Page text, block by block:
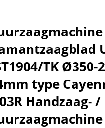
TK
type
Handzaag- /